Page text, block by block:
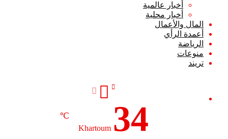
أخبار عالمية
أخبار محلية
المال والأعمال
أعمدة الرأي
الرياضة
منوعات
تريند
Khartoum 34
℃